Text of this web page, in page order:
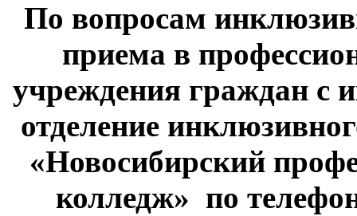
По вопросам
приема в
учреждения граждан с
отделение
«Новосибирский
колледж» по